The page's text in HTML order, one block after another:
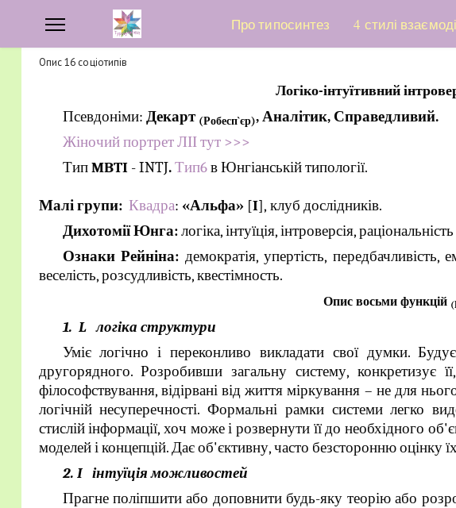
Про типосинтез 4 стилі
Опис 16 соціотипів
Логіко-інтуїтивний
Псевдоніми: Декарт (Робесп`єр), Аналітик, Справедливий.
Жіночий портрет ЛІІ тут >>>
ТипMBTI - INTJ.Тип6в Юнгіанській типології.
Малі групи: Квадра: «Альфа»[I], клуб дослідників.
Дихотомії Юнга:логіка, інтуїція, інтроверсія, раціональність
Ознаки Рейніна: демократія, упертість, передбачливість,
веселість, розсудливість, квестімность.
Опис восьми функцій
1. L логіка структури
Уміє логічно і переконливо викладати свої думки.
другорядного. Розробивши загальну систему, конкретизує
філософствування, відірвані від життя міркування – не для
логічній несуперечності. Формальні рамки системи легко
стислій інформації, хоч може і розвернути її до необхідного
моделей і концепцій. Дає об'єктивну, часто безсторонню оцінку
2. I інтуїція можливостей
Прагне поліпшити або доповнити будь-яку теорію або